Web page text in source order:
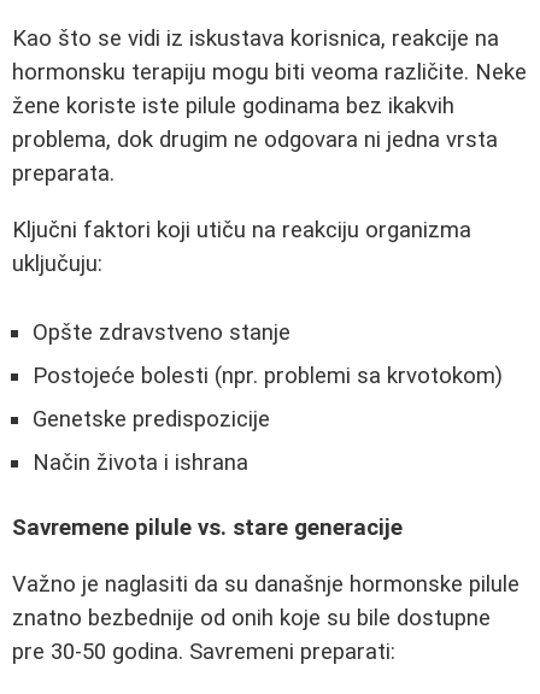
Kao što se vidi iz iskustava korisnica, reakcije na
hormonsku terapiju mogu biti veoma različite. Neke
žene koriste iste pilule godinama bez ikakvih
problema, dok drugim ne odgovara ni jedna vrsta
preparata.
Ključni faktori koji utiču na reakciju organizma
uključuju:
Opšte zdravstveno stanje
Postojeće bolesti (npr. problemi sa krvotokom)
Genetske predispozicije
Način života i ishrana
Savremene pilule vs. stare generacije
Važno je naglasiti da su današnje hormonske pilule
znatno bezbednije od onih koje su bile dostupne
pre 30-50 godina. Savremeni preparati: